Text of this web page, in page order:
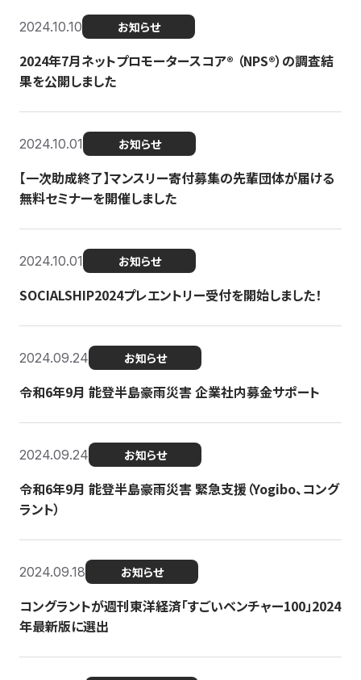
2024.10.10 お知らせ
2024年7月ネットプロモータースコア®︎ （NPS®︎）の調査結
果を公開しました
2024.10.01 お知らせ
【一次助成終了】マンスリー寄付募集の先輩団体が届ける
無料セミナーを開催しました
2024.10.01 お知らせ
SOCIALSHIP2024プレエントリー受付を開始しました！
2024.09.24 お知らせ
令和6年9月 能登半島豪雨災害 企業社内募金サポート
2024.09.24 お知らせ
令和6年9月 能登半島豪雨災害 緊急支援（Yogibo、コング
ラント）
2024.09.18 お知らせ
コングラントが週刊東洋経済「すごいベンチャー100」2024
年最新版に選出